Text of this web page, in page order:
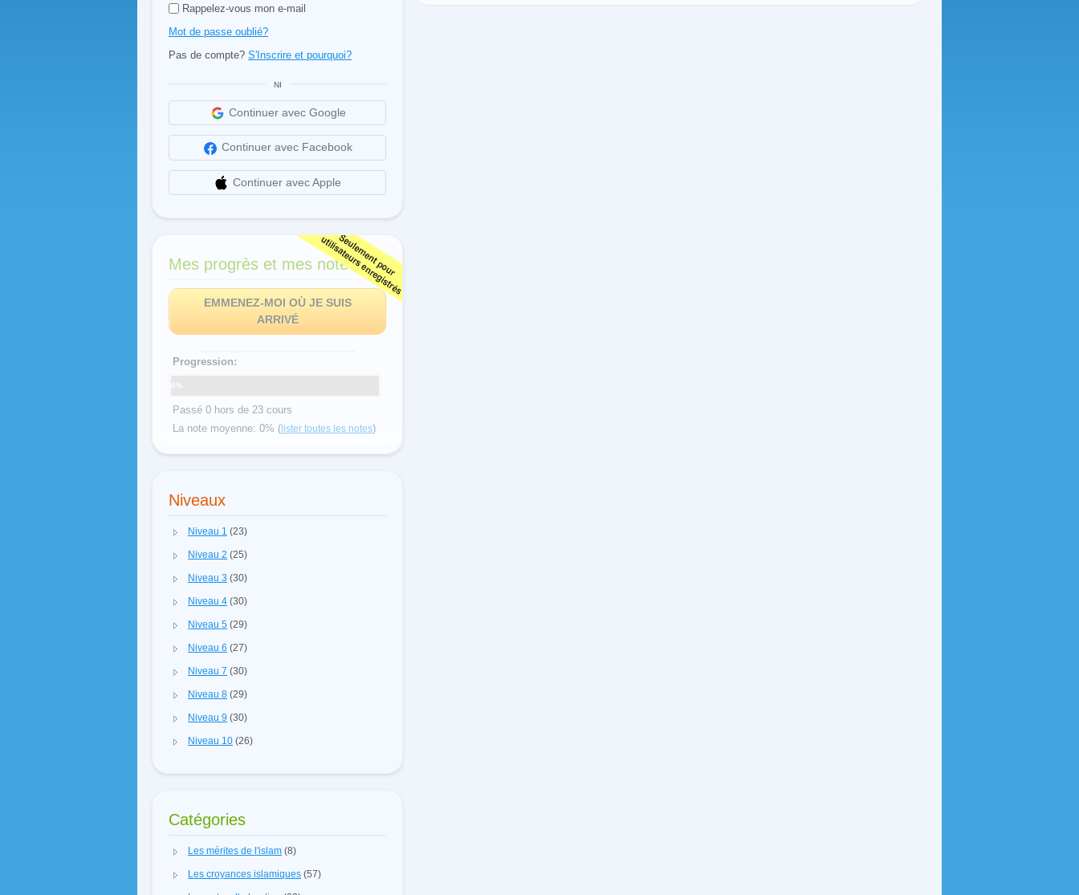
Rappelez-vous mon e-mail
Mot de passe oublié?
Pas de compte? S'Inscrire et pourquoi?
NI
Continuer avec Google
Continuer avec Facebook
Continuer avec Apple
Mes progrès et mes notes
EMMENEZ-MOI OÙ JE SUIS
ARRIVÉ
Progression:
0%
Passé 0 hors de 23 cours
La note moyenne: 0% (lister toutes les notes)
Niveaux
Niveau 1 (23)
Niveau 2 (25)
Niveau 3 (30)
Niveau 4 (30)
Niveau 5 (29)
Niveau 6 (27)
Niveau 7 (30)
Niveau 8 (29)
Niveau 9 (30)
Niveau 10 (26)
Catégories
Les mérites de l'islam (8)
Les croyances islamiques (57)